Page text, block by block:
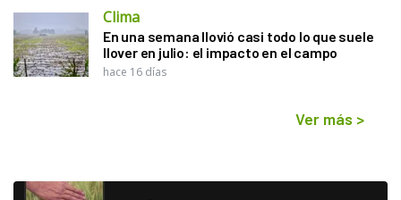
Clima
En una semana llovió casi todo lo que suele
llover en julio: el impacto en el campo
hace 16 días
Ver más >